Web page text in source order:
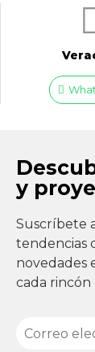
y
Suscríbete
tendencias
novedades
cada